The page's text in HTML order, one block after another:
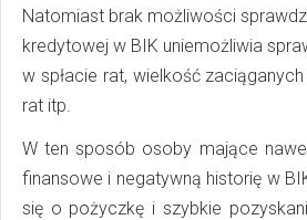
Natomiast brak możliwości
kredytowej w BIK uniemożliwia
w spłacie rat, wielkość
rat itp.
W ten sposób osoby mające
finansowe i negatywną historię w
się o pożyczkę i szybkie